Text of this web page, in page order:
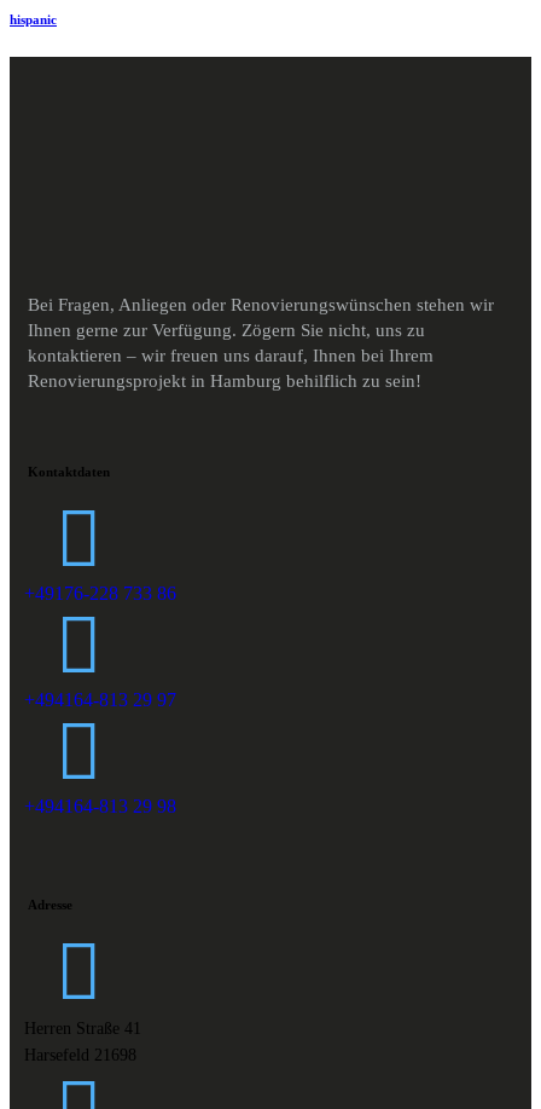
hispanic
Bei Fragen, Anliegen oder Renovierungswünschen stehen wir
Ihnen gerne zur Verfügung. Zögern Sie nicht, uns zu
kontaktieren – wir freuen uns darauf, Ihnen bei Ihrem
Renovierungsprojekt in Hamburg behilflich zu sein!
Kontaktdaten
+49176-228 733 86
+494164-813 29 97
+494164-813 29 98
Adresse
Herren Straße 41
Harsefeld 21698